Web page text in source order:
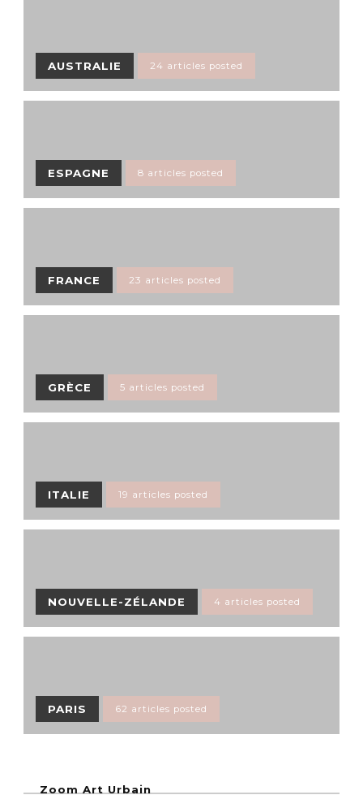
AUSTRALIE 24 articles posted
ESPAGNE 8 articles posted
FRANCE 23 articles posted
GRÈCE 5 articles posted
ITALIE 19 articles posted
NOUVELLE-ZÉLANDE 4 articles posted
PARIS 62 articles posted
Zoom Art Urbain